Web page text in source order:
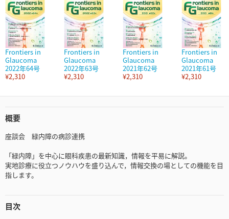
Frontiers in
Glaucoma
2022年64号
¥2,310
Frontiers in
Glaucoma
2022年63号
¥2,310
Frontiers in
Glaucoma
2021年62号
¥2,310
Frontiers in
Glaucoma
2021年61号
¥2,310
概要
座談会 緑内障の病診連携
「緑内障」を中心に眼科疾患の最新知識，情報を平易に解説。
実地診療に役立つノウハウを盛り込んで，情報交換の場としての機能を目
指します。
目次